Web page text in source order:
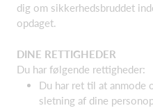
dig om sikkerhedsbruddet
opdaget.
DINE RETTIGHEDER
Du har følgende rettigheder:
Du har ret til at anmode
sletning af dine